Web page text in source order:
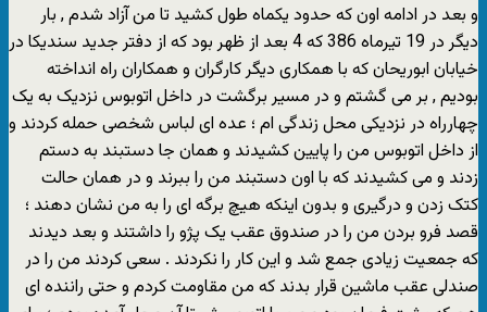
و بعد در ادامه اون که حدود یکماه طول کشید تا من آزاد شدم , بار
دیگر در 19 تیرماه 386 که 4 بعد از ظهر بود که از دفتر جدید سندیکا در
خیابان ابوریحان که با همکاری دیگر کارگران و همکاران راه انداخته
بودیم , بر می گشتم و در مسیر برگشت در داخل اتوبوس نزدیک به یک
چهارراه در نزدیکی محل زندگی ام ؛ عده ای لباس شخصی حمله کردند و
از داخل اتوبوس من را پایین کشیدند و همان جا دستبند به دستم
زدند و می کشیدند که با اون دستبند من را ببرند و در همان حالت
کتک زدن و درگیری و بدون اینکه هیچ برگه ای را به من نشان دهند ؛
قصد فرو بردن من را در صندوق عقب یک پژو را داشتند و بعد دیدند
که جمعیت زیادی جمع شد و این کار را نکردند . سعی کردند من را در
صندلی عقب ماشین قرار بدند که من مقاومت کردم و حتی راننده ای